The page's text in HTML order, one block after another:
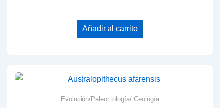
Añadir al carrito
Evolución/Paleontología/ Geología